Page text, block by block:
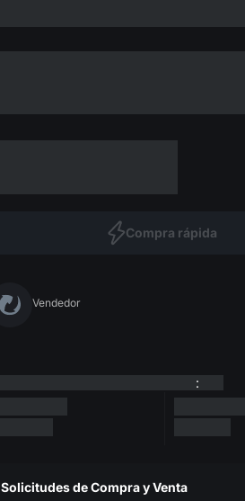
Compra rápida
Vendedor
:
Solicitudes de Compra y Venta